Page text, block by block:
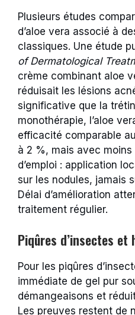
Plusieurs études
d’aloe vera associé à
classiques. Une étude
of Dermatological
crème combinant aloe
réduisait les lésions
significative que la
monothérapie, l’aloe
efficacité comparable
à 2 %, mais avec moins
d’emploi : application
sur les nodules, jamais
Délai d’amélioration
traitement régulier.
Piqûres d’insectes et
Pour les piqûres
immédiate de gel pur
démangeaisons et
Les preuves restent de